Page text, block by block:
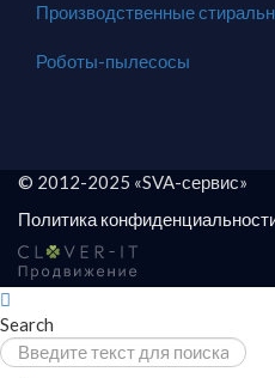
Производственные
Роботы-пылесосы
© 2012-2025 «SVA-сервис»
Политика
Search